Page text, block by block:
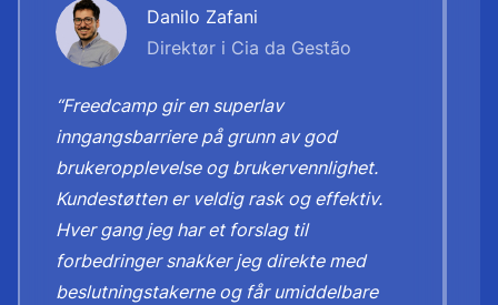
Danilo Zafani
Direktør i Cia da Gestão
“Freedcamp gir en superlav
inngangsbarriere på grunn av god
brukeropplevelse og brukervennlighet.
Kundestøtten er veldig rask og effektiv.
Hver gang jeg har et forslag til
forbedringer snakker jeg direkte med
beslutningstakerne og får umiddelbare